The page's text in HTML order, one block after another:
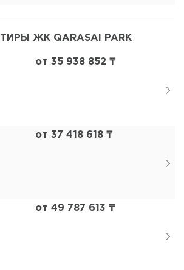
ЖК QARASAI PARK
от 35 938 852 ₸
от 37 418 618 ₸
от 49 787 613 ₸